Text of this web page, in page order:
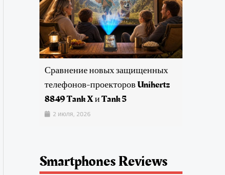
Сравнение новых защищенных
телефонов-проекторов Unihertz
8849 Tank X и Tank 5
2 июля, 2026
Smartphones Reviews